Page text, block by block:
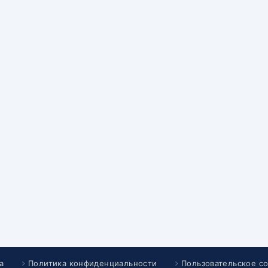
Политика конфиденциальности Пользовательское